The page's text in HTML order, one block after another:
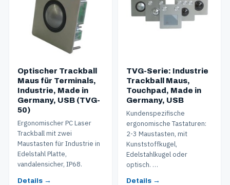
Optischer Trackball
Maus für Terminals,
Industrie, Made in
Germany, USB (TVG-
50)
Ergonomischer PC Laser
Trackball mit zwei
Maustasten für Industrie in
Edelstahl Platte,
vandalensicher, IP68.
Details →
TVG-Serie: Industrie
Trackball Maus,
Touchpad, Made in
Germany, USB
Kundenspezifische
ergonomische Tastaturen:
2-3 Maustasten, mit
Kunststoffkugel,
Edelstahlkugel oder
optisch. …
Details →